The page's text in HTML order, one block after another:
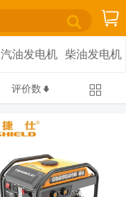
汽油发电机 柴油发电机
评价数